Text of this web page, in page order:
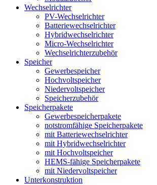
Wechselrichter
PV-Wechselrichter
Batteriewechselrichter
Hybridwechselrichter
Micro-Wechselrichter
Wechselrichterzubehör
Speicher
Gewerbespeicher
Hochvoltspeicher
Niedervoltspeicher
Speicherzubehör
Speicherpakete
Gewerbespeicherpakete
notstromfähige Speicherpakete
mit Batteriewechselrichter
mit Hybridwechselrichter
mit Hochvoltspeicher
HEMS-fähige Speicherpakete
mit Niedervoltspeicher
Unterkonstruktion